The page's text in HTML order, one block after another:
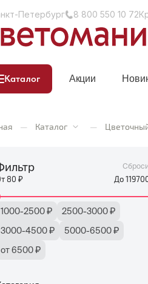
Петербург 8 800 550 10 72
Каталог Акции
— Каталог —
80 ₽ До
1000-2500 ₽
2500-3000 ₽
3000-4500 ₽
5000-6500 ₽
от 6500 ₽